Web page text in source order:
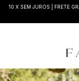
10 X SEM JUROS | FRETE